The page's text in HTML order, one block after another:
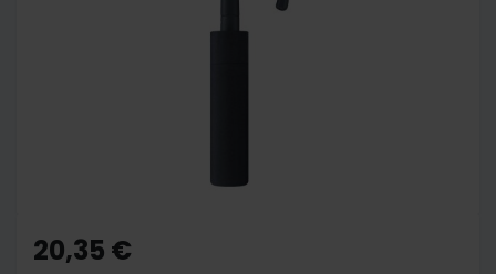
the
beginning
20,35 €